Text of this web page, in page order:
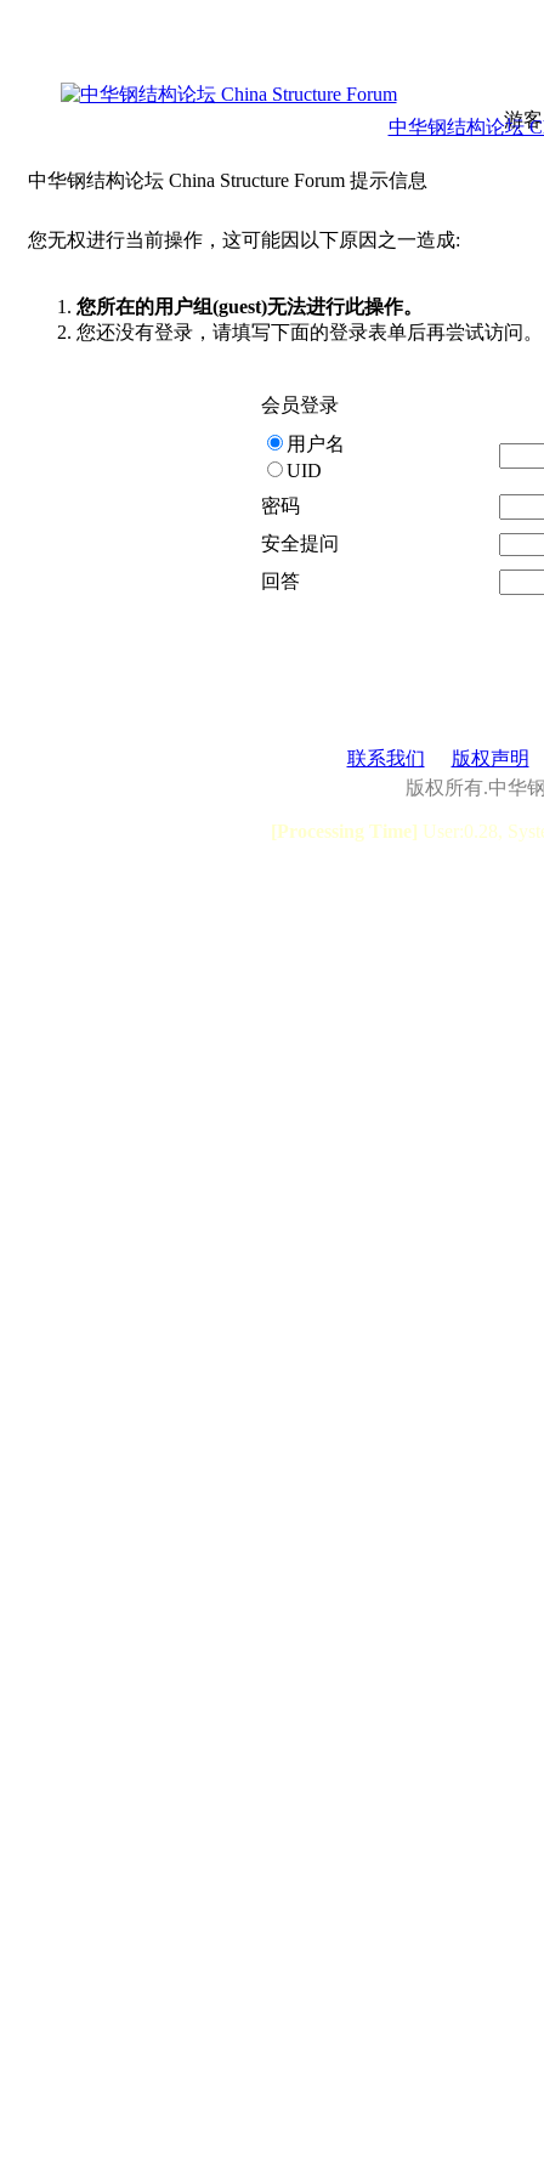
游
中华钢结构论坛
中华钢结构论坛 China Structure Forum 提示信息
您无权进行当前操作，这可能因以下原因之一造成:
您所在的用户组(guest)无法进行此操作。
您还没有登录，请填写下面的登录表单后再尝试访问。
会员登录
用户名
UID
密码
安全提问
回答
联系我们
版权声明
版权所有.中华
[Processing Time] User:0.28,